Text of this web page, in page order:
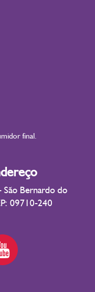
final.
São Bernardo do
09710-240